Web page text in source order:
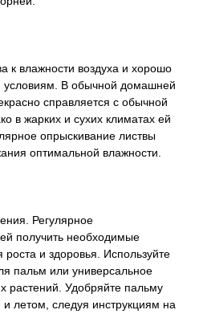
к влажности воздуха и хорошо
условиям. В обычной домашней
справляется с обычной
в жарких и сухих климатах ей
опрыскивание листвы
оптимальной влажности.
Регулярное
получить необходимые
и здоровья. Используйте
пальм или универсальное
растений. Удобряйте пальму
летом, следуя инструкциям на